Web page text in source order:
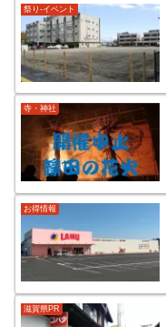
祭り-イベント
寺・神社
お得情報
滋賀県PR